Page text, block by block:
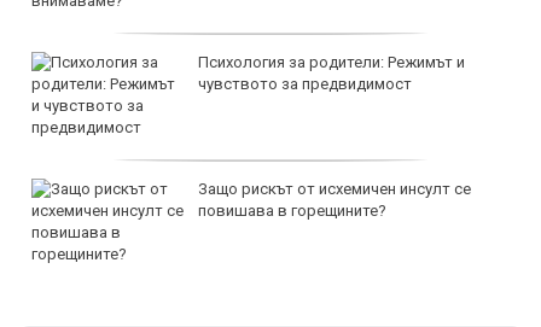
Психология за родители: Режимът и
чувството за предвидимост
Защо рискът от исхемичен инсулт се
повишава в горещините?